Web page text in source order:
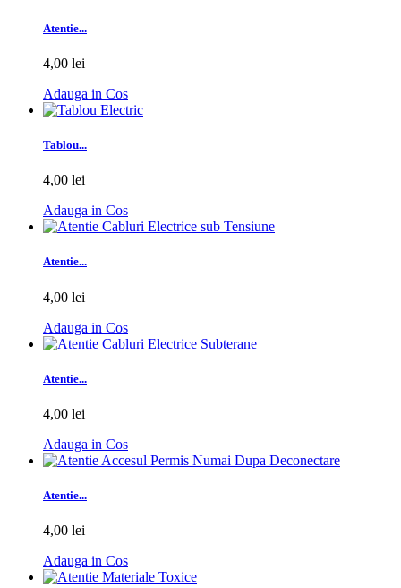
Atentie...
4,00 lei
Adauga in Cos
Tablou...
4,00 lei
Adauga in Cos
Atentie...
4,00 lei
Adauga in Cos
Atentie...
4,00 lei
Adauga in Cos
Atentie...
4,00 lei
Adauga in Cos